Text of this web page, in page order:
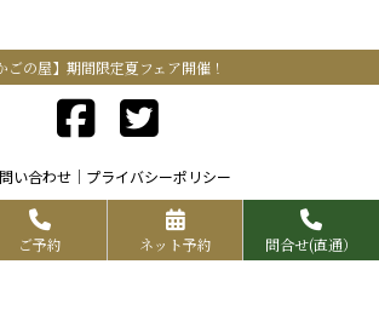
ごの屋】期間限定夏フェア開催！
い合わせ プライバシーポリシー
KR FOOD SERVICE All Rights Reserved.
ご予約 ネット予約 問合せ(直通）